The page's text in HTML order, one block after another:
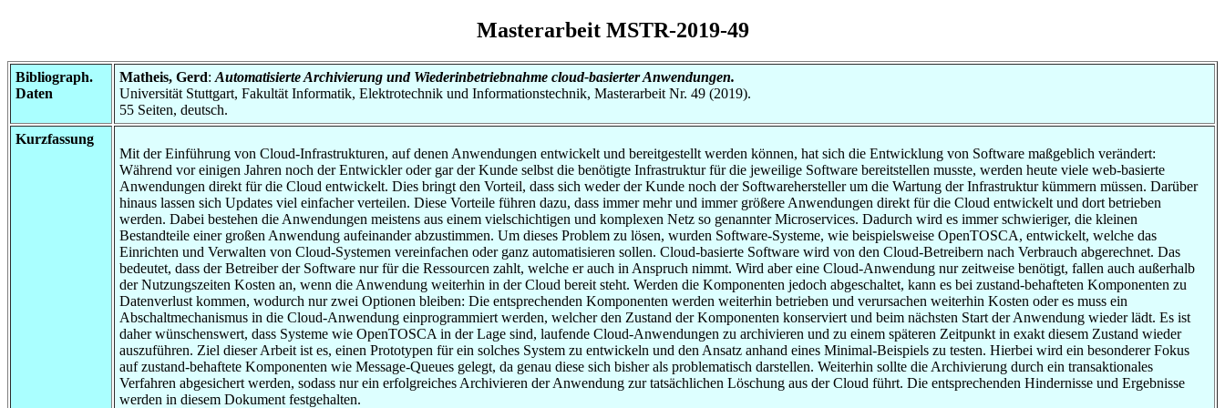
Masterarbeit MSTR-2019-49
Bibliograph.
Daten
Matheis, Gerd: Automatisierte Archivierung und Wiederinbetriebnahme cloud-basierter Anwendungen.
Universität Stuttgart, Fakultät Informatik, Elektrotechnik und Informationstechnik, Masterarbeit Nr. 49 (2019).
55 Seiten, deutsch.
Kurzfassung
Mit der Einführung von Cloud-Infrastrukturen, auf denen Anwendungen entwickelt und bereitgestellt werden können, hat sich die Entwicklung von Software maßgeblich verändert:
Während vor einigen Jahren noch der Entwickler oder gar der Kunde selbst die benötigte Infrastruktur für die jeweilige Software bereitstellen musste, werden heute viele web-basierte
Anwendungen direkt für die Cloud entwickelt. Dies bringt den Vorteil, dass sich weder der Kunde noch der Softwarehersteller um die Wartung der Infrastruktur kümmern müssen. Darüber
hinaus lassen sich Updates viel einfacher verteilen. Diese Vorteile führen dazu, dass immer mehr und immer größere Anwendungen direkt für die Cloud entwickelt und dort betrieben
werden. Dabei bestehen die Anwendungen meistens aus einem vielschichtigen und komplexen Netz so genannter Microservices. Dadurch wird es immer schwieriger, die kleinen
Bestandteile einer großen Anwendung aufeinander abzustimmen. Um dieses Problem zu lösen, wurden Software-Systeme, wie beispielsweise OpenTOSCA, entwickelt, welche das
Einrichten und Verwalten von Cloud-Systemen vereinfachen oder ganz automatisieren sollen. Cloud-basierte Software wird von den Cloud-Betreibern nach Verbrauch abgerechnet. Das
bedeutet, dass der Betreiber der Software nur für die Ressourcen zahlt, welche er auch in Anspruch nimmt. Wird aber eine Cloud-Anwendung nur zeitweise benötigt, fallen auch außerhalb
der Nutzungszeiten Kosten an, wenn die Anwendung weiterhin in der Cloud bereit steht. Werden die Komponenten jedoch abgeschaltet, kann es bei zustand-behafteten Komponenten zu
Datenverlust kommen, wodurch nur zwei Optionen bleiben: Die entsprechenden Komponenten werden weiterhin betrieben und verursachen weiterhin Kosten oder es muss ein
Abschaltmechanismus in die Cloud-Anwendung einprogrammiert werden, welcher den Zustand der Komponenten konserviert und beim nächsten Start der Anwendung wieder lädt. Es ist
daher wünschenswert, dass Systeme wie OpenTOSCA in der Lage sind, laufende Cloud-Anwendungen zu archivieren und zu einem späteren Zeitpunkt in exakt diesem Zustand wieder
auszuführen. Ziel dieser Arbeit ist es, einen Prototypen für ein solches System zu entwickeln und den Ansatz anhand eines Minimal-Beispiels zu testen. Hierbei wird ein besonderer Fokus
auf zustand-behaftete Komponenten wie Message-Queues gelegt, da genau diese sich bisher als problematisch darstellen. Weiterhin sollte die Archivierung durch ein transaktionales
Verfahren abgesichert werden, sodass nur ein erfolgreiches Archivieren der Anwendung zur tatsächlichen Löschung aus der Cloud führt. Die entsprechenden Hindernisse und Ergebnisse
werden in diesem Dokument festgehalten.